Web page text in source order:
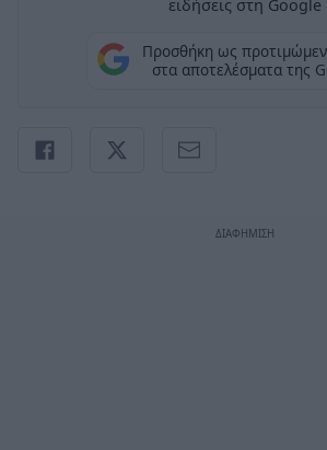
ειδήσεις στη Google
Προσθήκη ως
στα αποτελέσματα της